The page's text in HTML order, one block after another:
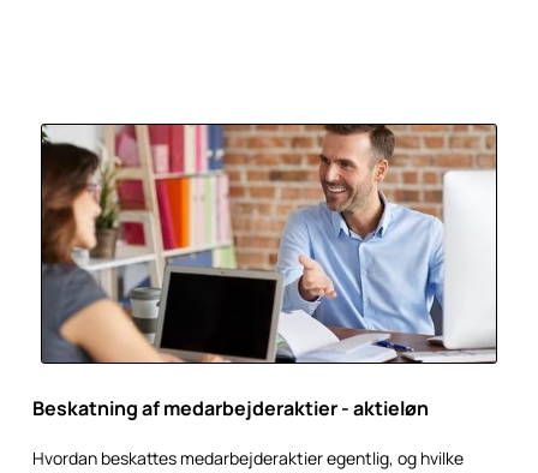
Beskatning af medarbejderaktier - aktieløn
Hvordan beskattes medarbejderaktier egentlig, og hvilke